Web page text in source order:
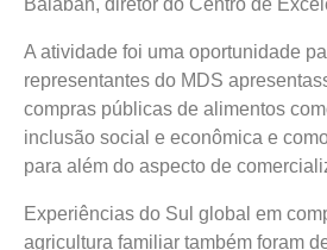
A atividade foi uma oportunidade
representantes do MDS
compras públicas de alimentos
inclusão social e econômica e
para além do aspecto de
Experiências do Sul global em
agricultura familiar também foram